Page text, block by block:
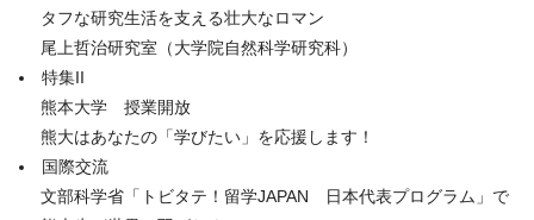
タフな研究生活を支える壮大なロマン
尾上哲治研究室（大学院自然科学研究科）
特集II
熊本大学 授業開放
熊大はあなたの「学びたい」を応援します！
国際交流
文部科学省「トビタテ！留学JAPAN 日本代表プログラム」で